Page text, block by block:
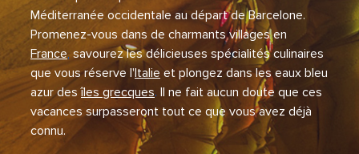
Méditerranée occidentale au départ de Barcelone.
Promenez-vous dans de charmants villages en
France, savourez les délicieuses spécialités culinaires
que vous réserve l'Italie et plongez dans les eaux bleu
azur desîles grecques. Il ne fait aucun doute que ces
vacances surpasseront tout ce que vous avez déjà
connu.